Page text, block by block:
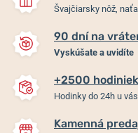
Švajčiarsky nôž,
90 dní na
Vyskúšate a uvidíte
+2500
Hodinky do 24h u vás
Kamenná